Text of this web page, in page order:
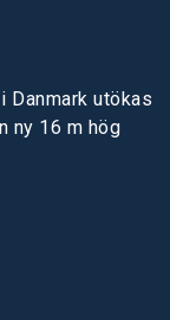
Danmark utökas
ny 16 m hög